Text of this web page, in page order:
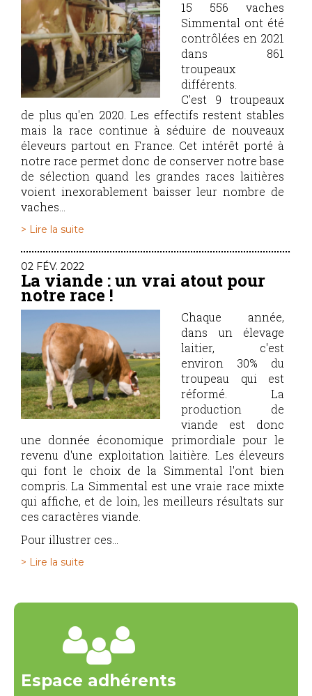
15 556 vaches
Simmental ont été
contrôlées en 2021
dans 861
troupeaux
différents.
C'est 9 troupeaux
de plus qu'en 2020. Les effectifs restent stables
mais la race continue à séduire de nouveaux
éleveurs partout en France. Cet intérêt porté à
notre race permet donc de conserver notre base
de sélection quand les grandes races laitières
voient inexorablement baisser leur nombre de
vaches...
> Lire la suite
02 FÉV. 2022
La viande : un vrai atout pour
notre race !
Chaque année,
dans un élevage
laitier, c'est
environ 30% du
troupeau qui est
réformé. La
production de
viande est donc
une donnée économique primordiale pour le
revenu d'une exploitation laitière. Les éleveurs
qui font le choix de la Simmental l'ont bien
compris. La Simmental est une vraie race mixte
qui affiche, et de loin, les meilleurs résultats sur
ces caractères viande.
Pour illustrer ces...
> Lire la suite
Espace adhérents